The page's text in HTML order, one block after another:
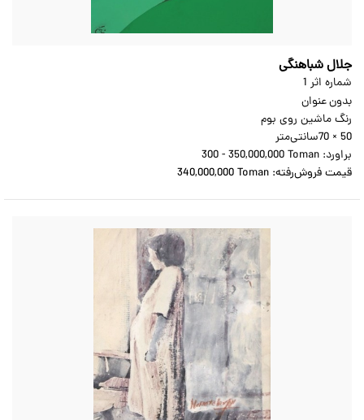
جلال شباهنگی
شماره اثر 1
بدون عنوان
رنگ ماشین روی بوم
70 × 50سانتی‌متر
براورد: 300 - 350,000,000 Toman
قیمت فروش‌رفته: 340,000,000 Toman